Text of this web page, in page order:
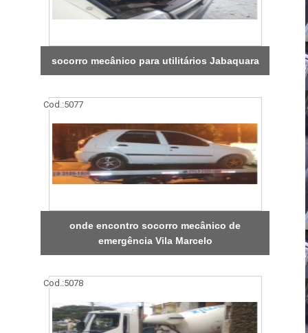
socorro mecânico para utilitários Jabaquara
Cod.:5077
onde encontro socorro mecânico de
emergência Vila Marcelo
Cod.:5078